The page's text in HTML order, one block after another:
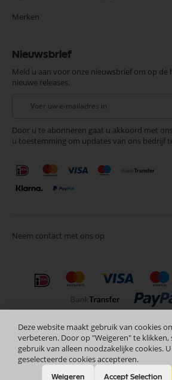
Merken
Nieuwsbrief
Meld u aan voor onze nieuwsbrief om op de
nieuwe releases.
onze
nieuwsbrief
Door u te abonneren gaat u akkoord met
u toestemming om updates van ons bedrijf
Neem contact met ons op
Deze website maakt gebruik van cookies
verbeteren. Door op "Weigeren" te
gebruik van alleen noodzakelijke cookies.
geselecteerde cookies accepteren.
Weigeren Accept Selection
Copyright © 2024 Selectra Hengelo